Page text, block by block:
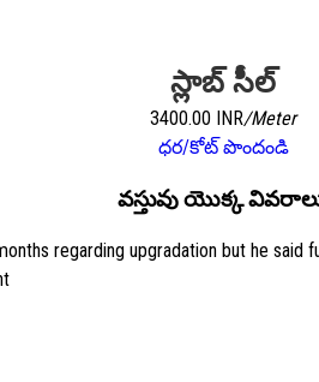
స్లాబ్ సీల్
3400.00 INR/Meter
ధర/కోట్ పొందండి
వస్తువు యొక్క
regarding upgradation but he